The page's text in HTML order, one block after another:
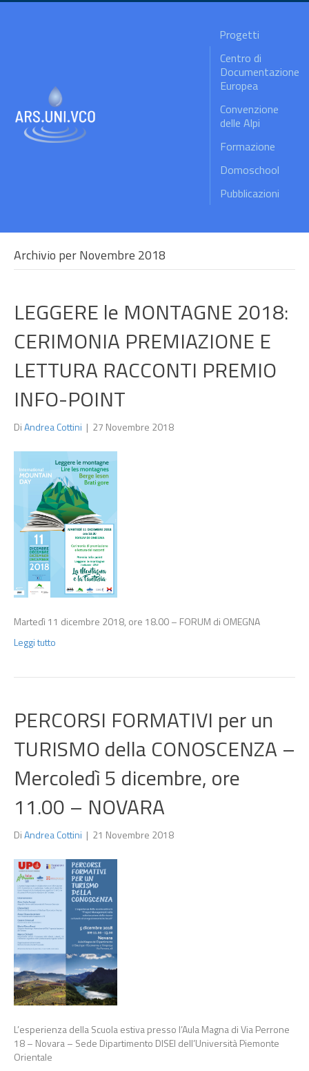
Progetti
Centro di
Documentazione
Europea
Convenzione
delle Alpi
Formazione
Domoschool
Pubblicazioni
Archivio per Novembre 2018
LEGGERE le MONTAGNE 2018:
CERIMONIA PREMIAZIONE E
LETTURA RACCONTI PREMIO
INFO-POINT
DiAndrea Cottini | 27 Novembre 2018
Martedì 11 dicembre 2018, ore 18.00 – FORUM di OMEGNA
Leggi tutto
PERCORSI FORMATIVI per un
TURISMO della CONOSCENZA –
Mercoledì 5 dicembre, ore
11.00 – NOVARA
DiAndrea Cottini | 21 Novembre 2018
L’esperienza della Scuola estiva presso l’Aula Magna di Via Perrone
18 – Novara – Sede Dipartimento DISEI dell’Università Piemonte
Orientale